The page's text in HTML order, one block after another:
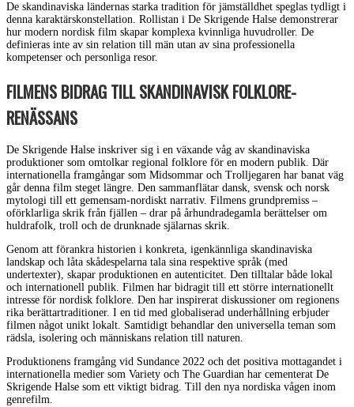
De skandinaviska ländernas starka tradition för jämställdhet speglas tydligt i
denna karaktärskonstellation. Rollistan i De Skrigende Halse demonstrerar
hur modern nordisk film skapar komplexa kvinnliga huvudroller. De
definieras inte av sin relation till män utan av sina professionella
kompetenser och personliga resor.
FILMENS BIDRAG TILL SKANDINAVISK FOLKLORE-
RENÄSSANS
De Skrigende Halse inskriver sig i en växande våg av skandinaviska
produktioner som omtolkar regional folklore för en modern publik. Där
internationella framgångar som Midsommar och Trolljegaren har banat väg
går denna film steget längre. Den sammanflätar dansk, svensk och norsk
mytologi till ett gemensam-nordiskt narrativ. Filmens grundpremiss –
oförklarliga skrik från fjällen – drar på århundradegamla berättelser om
huldrafolk, troll och de drunknade själarnas skrik.
Genom att förankra historien i konkreta, igenkännliga skandinaviska
landskap och låta skådespelarna tala sina respektive språk (med
undertexter), skapar produktionen en autenticitet. Den tilltalar både lokal
och internationell publik. Filmen har bidragit till ett större internationellt
intresse för nordisk folklore. Den har inspirerat diskussioner om regionens
rika berättartraditioner. I en tid med globaliserad underhållning erbjuder
filmen något unikt lokalt. Samtidigt behandlar den universella teman som
rädsla, isolering och människans relation till naturen.
Produktionens framgång vid Sundance 2022 och det positiva mottagandet i
internationella medier som Variety och The Guardian har cementerat De
Skrigende Halse som ett viktigt bidrag. Till den nya nordiska vågen inom
genrefilm.